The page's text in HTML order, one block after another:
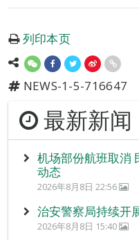
列印本页
NEWS-1-5-716647
最新新闻
机场部份航班取消
动态
2026年8月8日 22:56
治安警察局持续开
2026年8月8日 15:40